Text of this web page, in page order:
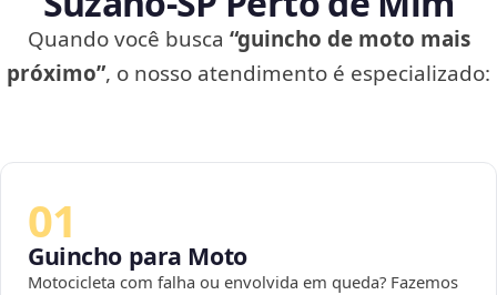
Quando você busca “guincho de moto mais
próximo”, o nosso atendimento é especializado:
01
Guincho para Moto
Motocicleta com falha ou envolvida em queda? Fazemos